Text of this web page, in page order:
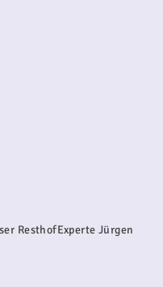
ResthofExperte Jürgen